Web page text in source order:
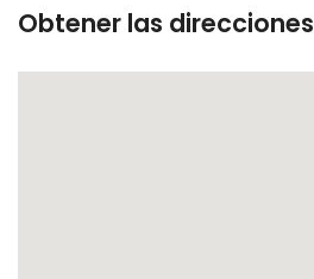
Obtener las direcciones